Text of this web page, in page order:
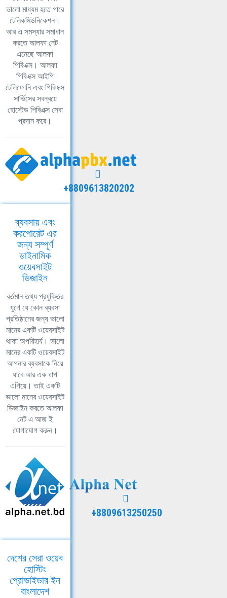
ভালো মাধ্যম হতে পারে
টেলিকমিউনিকেশন।
আর এ সমস্যার সমাধান
করতে আলফা নেট
এনেছে আলফা
পিবিএক্স। আলফা
পিবিএক্স আইপি
টেলিফোনি এবং পিবিএক্স
সার্ভিসের সবন্বয়ে
হোস্টেড পিবিএক্স সেবা
প্রদান করে।
+8809613820202
ব্যবসায় এবং
করপোরেট এর
জন্য সম্পূর্ণ
ডাইনামিক
ওয়েবসাইট
ডিজাইন
বর্তমান তথ্য প্রযুক্তির
যুগে যে কোন ব্যবসা
প্রতিষ্ঠানের জন্য ভালো
মানের একটি ওয়েবসাইট
থাকা অপরিহার্য। ভালো
মানের একটি ওয়েবসাইট
আপনার ব্যবসাকে নিয়ে
যাবে আর এক ধাপ
এগিয়ে। তাই একটি
ভালো মানের ওয়েবসাইট
ডিজাইন করতে আলফা
নেট এ আজ ই
যোগাযোগ করুন।
+8809613250250
দেশের সেরা ওয়েব
হোস্টিং
প্রোভাইডার ইন
বাংলাদেশ